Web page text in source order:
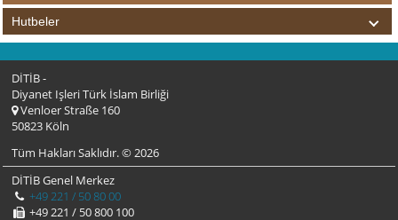
Hutbeler
DİTİB -
Diyanet Işleri Türk İslam Birliği
Venloer Straße 160
50823 Köln
Tüm Hakları Saklıdır. © 2026
DİTİB Genel Merkez
+49 221 / 50 80 00
+49 221 / 50 800 100